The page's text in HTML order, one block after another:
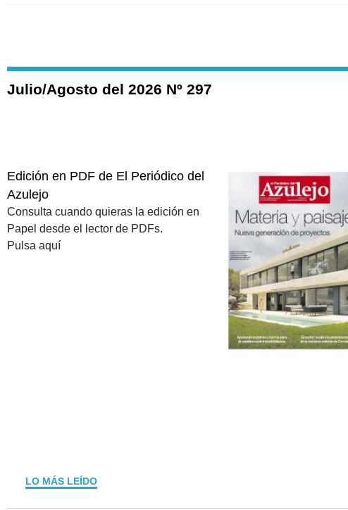
Julio/Agosto del 2026 Nº 297
Edición en PDF de El Periódico del
Azulejo
Consulta cuando quieras la edición en
Papel desde el lector de PDFs.
Pulsa aquí
LO MÁS LEÍDO